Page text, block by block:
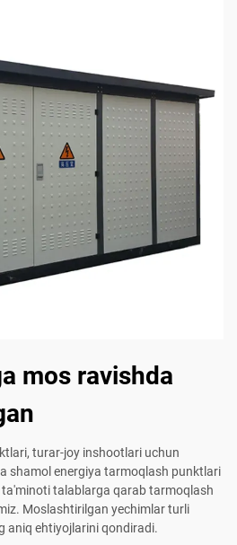
mos ravishda
turar-joy inshootlari uchun
shamol energiya tarmoqlash punktlari
talablarga qarab tarmoqlash
Moslashtirilgan yechimlar turli
aniq ehtiyojlarini qondiradi.